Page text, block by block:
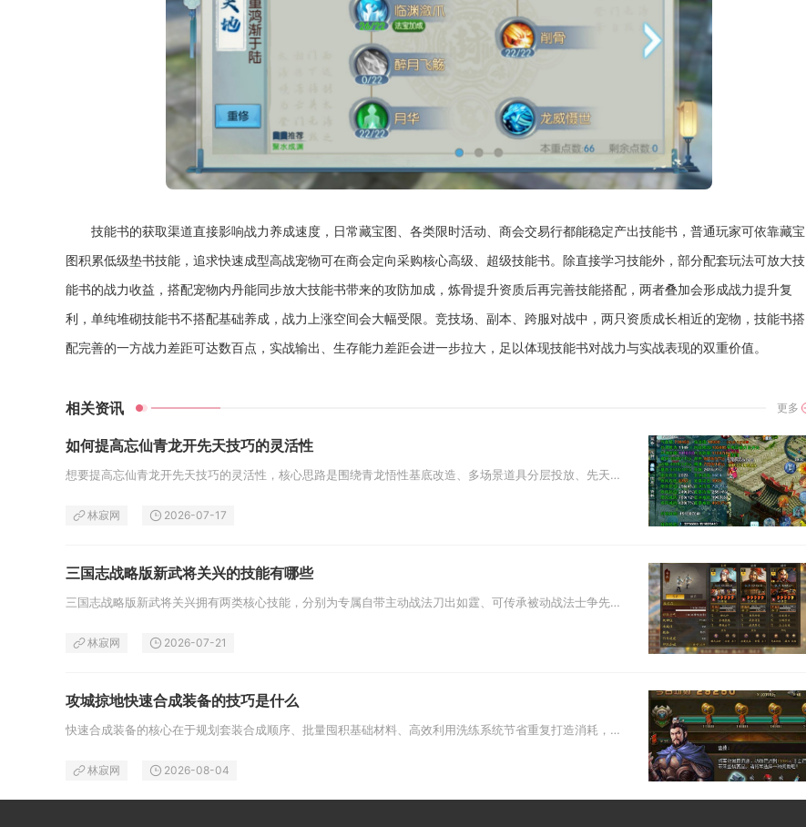
技能书的获取渠道直接影响战力养成速度，日常藏宝图、各类限时活动、商会交易行都能稳定产出技能书，普通玩家可依靠藏宝
图积累低级垫书技能，追求快速成型高战宠物可在商会定向采购核心高级、超级技能书。除直接学习技能外，部分配套玩法可放大技
能书的战力收益，搭配宠物内丹能同步放大技能书带来的攻防加成，炼骨提升资质后再完善技能搭配，两者叠加会形成战力提升复
利，单纯堆砌技能书不搭配基础养成，战力上涨空间会大幅受限。竞技场、副本、跨服对战中，两只资质成长相近的宠物，技能书搭
配完善的一方战力差距可达数百点，实战输出、生存能力差距会进一步拉大，足以体现技能书对战力与实战表现的双重价值。
相关资讯 更多
如何提高忘仙青龙开先天技巧的灵活性
想要提高忘仙青龙开先天技巧的灵活性，核心思路是围绕青龙悟性基底改造、多场景道具分层投放、先天槽位动态解锁搭配实战属性联动...
林寂网 2026-07-17
三国志战略版新武将关兴的技能有哪些
三国志战略版新武将关兴拥有两类核心技能，分别为专属自带主动战法刀出如霆、可传承被动战法士争先赴，搭配专属羁绊机制还能进一...
林寂网 2026-07-21
攻城掠地快速合成装备的技巧是什么
快速合成装备的核心在于规划套装合成顺序、批量囤积基础材料、高效利用洗练系统节省重复打造消耗，同时打通副本与资源兑换渠道稳...
林寂网 2026-08-04